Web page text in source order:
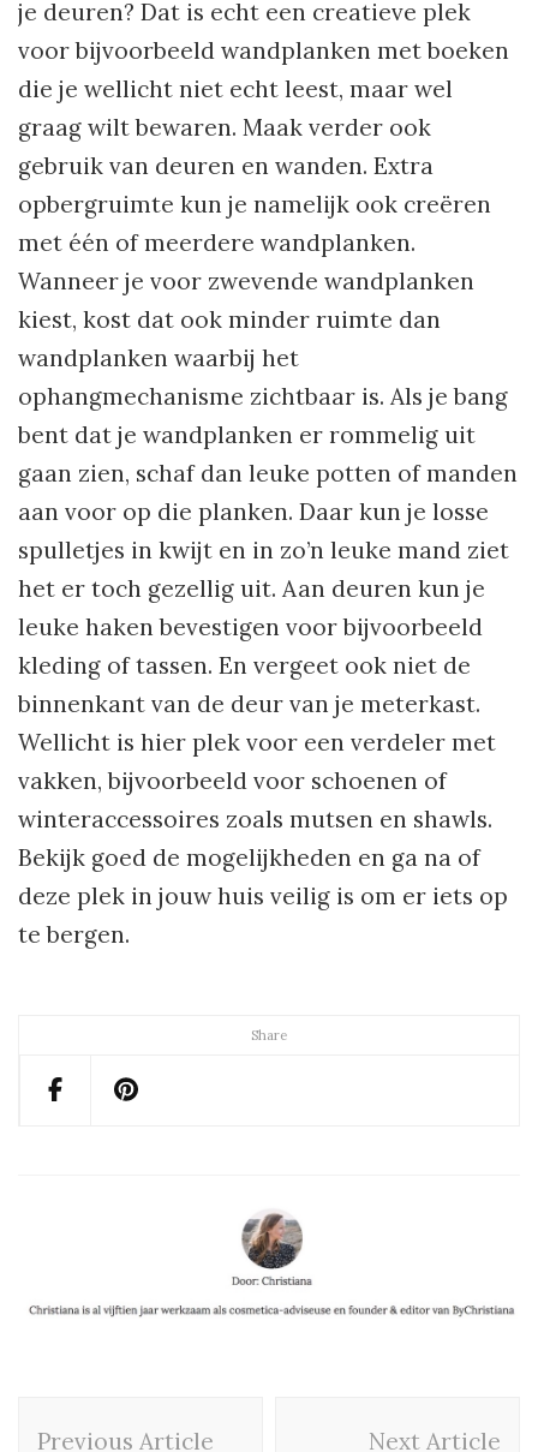
Share
je deuren? Dat is echt een creatieve plek
voor bijvoorbeeld wandplanken met boeken
die je wellicht niet echt leest, maar wel
graag wilt bewaren. Maak verder ook
gebruik van deuren en wanden. Extra
opbergruimte kun je namelijk ook creëren
met één of meerdere wandplanken.
Wanneer je voor zwevende wandplanken
kiest, kost dat ook minder ruimte dan
wandplanken waarbij het
ophangmechanisme zichtbaar is. Als je bang
bent dat je wandplanken er rommelig uit
gaan zien, schaf dan leuke potten of manden
aan voor op die planken. Daar kun je losse
spulletjes in kwijt en in zo’n leuke mand ziet
het er toch gezellig uit. Aan deuren kun je
leuke haken bevestigen voor bijvoorbeeld
kleding of tassen. En vergeet ook niet de
binnenkant van de deur van je meterkast.
Wellicht is hier plek voor een verdeler met
vakken, bijvoorbeeld voor schoenen of
winteraccessoires zoals mutsen en shawls.
Bekijk goed de mogelijkheden en ga na of
deze plek in jouw huis veilig is om er iets op
te bergen.
Previous Article Next Article